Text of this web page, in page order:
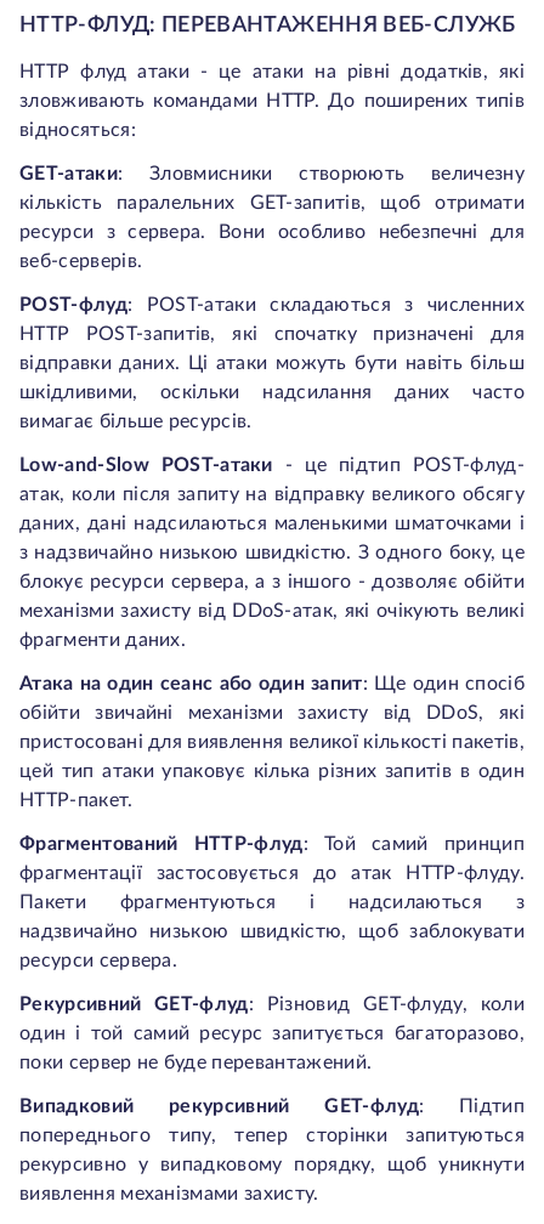
HTTP-ФЛУД: ПЕРЕВАНТАЖЕННЯ ВЕБ-СЛУЖБ
HTTP флуд атаки - це атаки на рівні додатків, які
зловживають командами HTTP. До поширених типів
відносяться:
GET-атаки: Зловмисники створюють величезну
кількість паралельних GET-запитів, щоб отримати
ресурси з сервера. Вони особливо небезпечні для
веб-серверів.
POST-флуд: POST-атаки складаються з численних
HTTP POST-запитів, які спочатку призначені для
відправки даних. Ці атаки можуть бути навіть більш
шкідливими, оскільки надсилання даних часто
вимагає більше ресурсів.
Low-and-Slow POST-атаки - це підтип POST-флуд-
атак, коли після запиту на відправку великого обсягу
даних, дані надсилаються маленькими шматочками і
з надзвичайно низькою швидкістю. З одного боку, це
блокує ресурси сервера, а з іншого - дозволяє обійти
механізми захисту від DDoS-атак, які очікують великі
фрагменти даних.
Атака на один сеанс або один запит: Ще один спосіб
обійти звичайні механізми захисту від DDoS, які
пристосовані для виявлення великої кількості пакетів,
цей тип атаки упаковує кілька різних запитів в один
HTTP-пакет.
Фрагментований HTTP-флуд: Той самий принцип
фрагментації застосовується до атак HTTP-флуду.
Пакети фрагментуються і надсилаються з
надзвичайно низькою швидкістю, щоб заблокувати
ресурси сервера.
Рекурсивний GET-флуд: Різновид GET-флуду, коли
один і той самий ресурс запитується багаторазово,
поки сервер не буде перевантажений.
Випадковий рекурсивний GET-флуд: Підтип
попереднього типу, тепер сторінки запитуються
рекурсивно у випадковому порядку, щоб уникнути
виявлення механізмами захисту.